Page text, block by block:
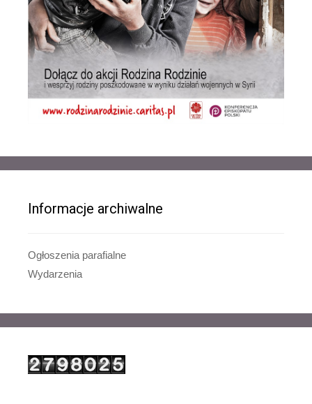
Informacje archiwalne
Ogłoszenia parafialne
Wydarzenia